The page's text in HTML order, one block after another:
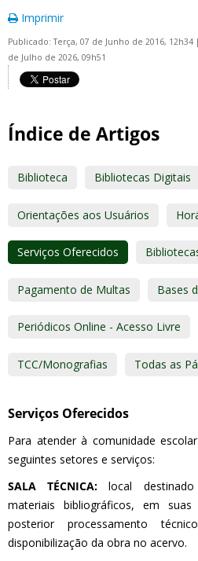
Imprimir
Publicado: Terça, 07 de Junho de 2016, 12h34 |
de Julho de 2026, 09h51
Índice de Artigos
Biblioteca Bibliotecas Digitais
Orientações aos Usuários
Serviços Oferecidos
Pagamento de Multas Bases
Periódicos Online - Acesso Livre
TCC/Monografias Todas as
Serviços Oferecidos
Para atender à comunidade
seguintes setores e serviços:
SALA TÉCNICA: local
materiais bibliográficos, em
posterior processamento
disponibilização da obra no acervo.